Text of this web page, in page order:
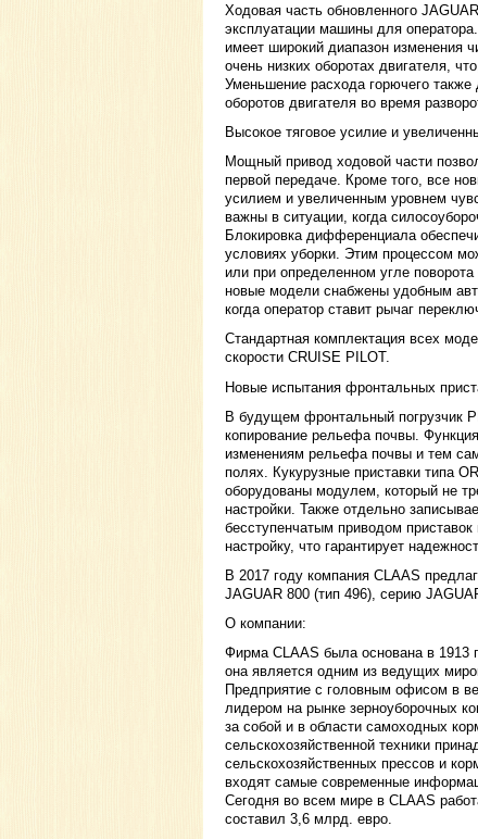
Ходовая часть обновленного
эксплуатации машины для
имеет широкий диапазон изменения
очень низких оборотах двигателя,
Уменьшение расхода горючего также
оборотов двигателя во время
Высокое тяговое усилие и
Мощный привод ходовой части
первой передаче. Кроме того, все
усилием и увеличенным уровнем
важны в ситуации, когда
Блокировка дифференциала
условиях уборки. Этим процессом
или при определенном угле
новые модели снабжены удобным
когда оператор ставит рычаг
Стандартная комплектация всех
скорости CRUISE PILOT.
Новые испытания фронтальных
В будущем фронтальный погрузчик
копирование рельефа почвы.
изменениям рельефа почвы и тем
полях. Кукурузные приставки типа
оборудованы модулем, который не
настройки. Также отдельно
бесступенчатым приводом
настройку, что гарантирует
В 2017 году компания CLAAS
JAGUAR 800 (тип 496), серию
О компании:
Фирма CLAAS была основана в 1913
она является одним из ведущих
Предприятие с головным офисом в
лидером на рынке зерноуборочных
за собой и в области самоходных
сельскохозяйственной техники
сельскохозяйственных прессов и
входят самые современные
Сегодня во всем мире в CLAAS
составил 3,6 млрд. евро.